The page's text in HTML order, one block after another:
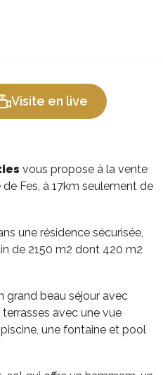
Visite en live
vous propose à la vente
Fes, à 17km seulement de
une résidence sécurisée,
de 2150 m2 dont 420 m2
grand beau séjour avec
avec une vue
une fontaine et pool